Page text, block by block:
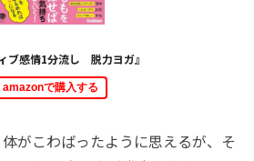
ィブ感情1分流し 脱力ヨガ』
amazonで購入する
がこわばったように思えるが、そ